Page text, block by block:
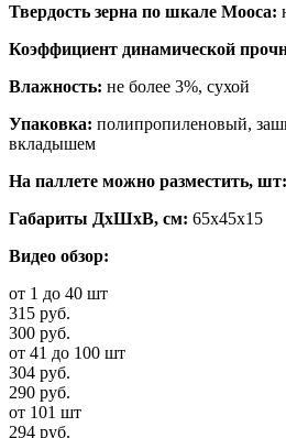
Твердость зерна по шкале Мооса:
Коэффициент динамической
Влажность: не более 3%, сухой
Упаковка: полипропиленовый,
вкладышем
На паллете можно разместить, шт:
Габариты ДхШхВ, см: 65x45x15
Видео обзор:
от 1 до 40 шт
315 руб.
300 руб.
от 41 до 100 шт
304 руб.
290 руб.
от 101 шт
294 руб.